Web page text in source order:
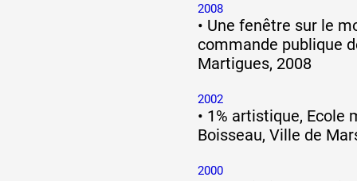
2008
• Une fenêtre sur le
commande publique
Martigues, 2008
2002
• 1% artistique, Ecole
Boisseau, Ville de
2000